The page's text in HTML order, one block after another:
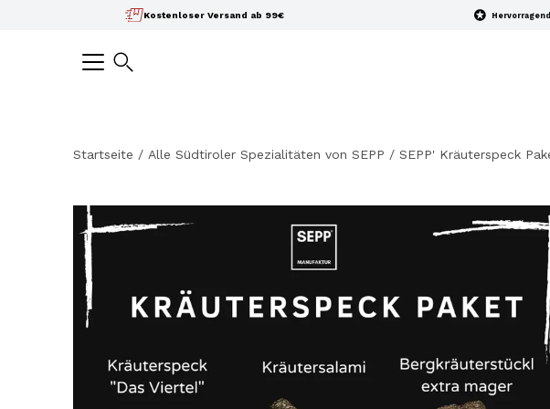
Kostenloser Versand ab 99€ hervorragend
Startseite / Alle Südtiroler Spezialitäten von SEPP / SEPP' Kräuterspeck
Bild-
Lightbox
öffnen